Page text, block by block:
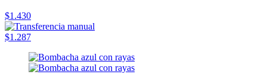
$1.430
$1.287